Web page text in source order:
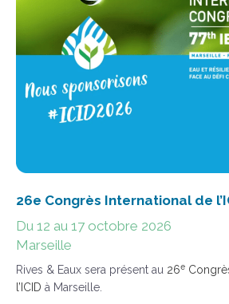
26e Congrès International de
Du 12 au 17 octobre 2026
Marseille
Rives & Eaux sera présent au 26e
l’ICID à Marseille.